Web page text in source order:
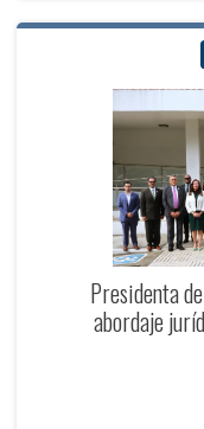
Presidenta
abordaje